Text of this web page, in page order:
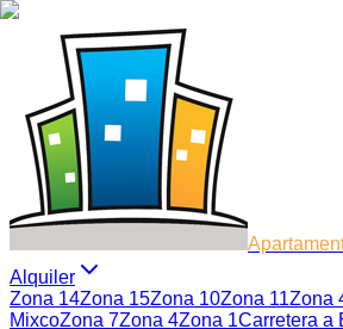
Alquiler
Zona 14Zona 15Zona 10Zona 11Zona
MixcoZona 7Zona 4Zona 1Carretera a